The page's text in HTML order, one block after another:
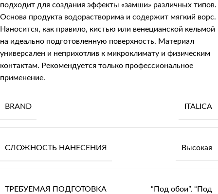
подходит для создания эффекты «замши» различных типов.
Основа продукта водорастворима и содержит мягкий ворс.
Наносится, как правило, кистью или венецианской кельмой
на идеально подготовленную поверхность. Материал
универсален и неприхотлив к микроклимату и физическим
контактам. Рекомендуется только профессиональное
применение.
BRAND ITALICA
СЛОЖНОСТЬ НАНЕСЕНИЯ Высокая
ТРЕБУЕМАЯ ПОДГОТОВКА
“Под обои”, “Под